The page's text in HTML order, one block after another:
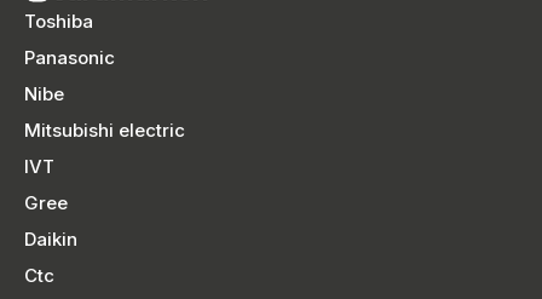
Toshiba
Panasonic
Nibe
Mitsubishi electric
IVT
Gree
Daikin
Ctc